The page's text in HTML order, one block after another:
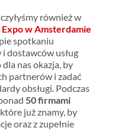
również w
w Amsterdamie
spotkaniu
dostawców usług
nas okazja, by
partnerów i zadać
obsługi. Podczas
50 firmami
już znamy, by
oraz z zupełnie